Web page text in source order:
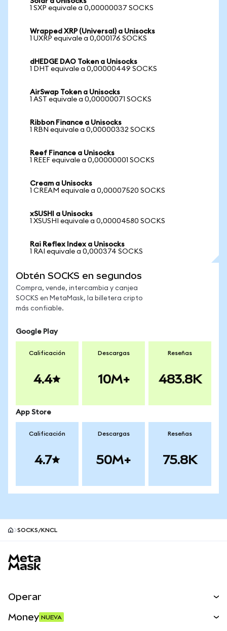
1 SXP equivale a 0,00000037 SOCKS
Wrapped XRP (Universal) a Unisocks
1 UXRP equivale a 0,000176 SOCKS
dHEDGE DAO Token a Unisocks
1 DHT equivale a 0,00000449 SOCKS
AirSwap Token a Unisocks
1 AST equivale a 0,00000071 SOCKS
Ribbon Finance a Unisocks
1 RBN equivale a 0,00000332 SOCKS
Reef Finance a Unisocks
1 REEF equivale a 0,00000001 SOCKS
Cream a Unisocks
1 CREAM equivale a 0,00007520 SOCKS
xSUSHI a Unisocks
1 XSUSHI equivale a 0,00004580 SOCKS
Rai Reflex Index a Unisocks
1 RAI equivale a 0,000374 SOCKS
Obtén SOCKS en segundos
Compra, vende, intercambia y canjea
SOCKS en MetaMask, la billetera cripto
más confiable.
Google Play
Calificación
4.4
Descargas
10M+
Reseñas
483.8K
App Store
Calificación
4.7
Descargas
50M+
Reseñas
75.8K
SOCKS/KNCL
Operar
Money NUEVA